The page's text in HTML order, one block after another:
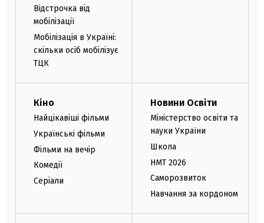
Відстрочка від
мобілізації
Мобілізація в Україні:
скільки осіб мобілізує
ТЦК
Кіно
Найцікавіші фільми
Українські фільми
Фільми на вечір
Комедії
Серіали
Новини Освіти
Міністерство освіти та
науки України
Школа
НМТ 2026
Саморозвиток
Навчання за кордоном